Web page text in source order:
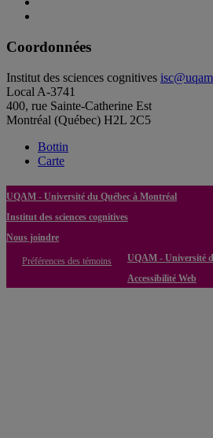
Coordonnées
Institut des sciences cognitives
Local A-3741
400, rue Sainte-Catherine Est
Montréal (Québec) H2L 2C5
Bottin
Carte
UQAM - Université du Québec à Montréal
Institut des sciences cognitives
Nous joindre
Préférences des témoins
UQAM - Université
Accessibilité Web